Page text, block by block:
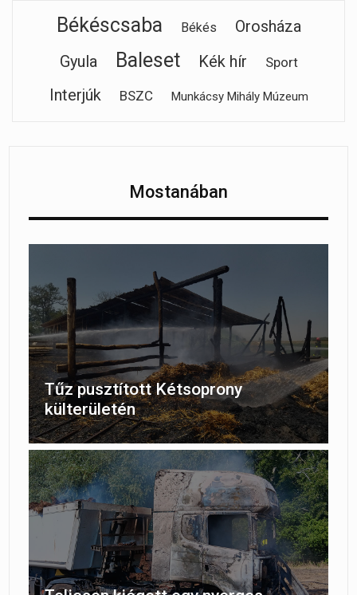
Békéscsaba Békés
Orosháza
Gyula
Baleset Kék hír Sport
Interjúk BSZC Munkácsy Mihály Múzeum
Mostanában
Tűz pusztított Kétsoprony
külterületén